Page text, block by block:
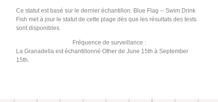
Ce statut est basé sur le dernier échantillon. Blue Flag -- Swim Drink
Fish met à jour le statut de cette plage dès que les résultats des tests
sont disponibles.
Fréquence de surveillance :
La Granadella est échantillonné Other de June 15th à September
15th.